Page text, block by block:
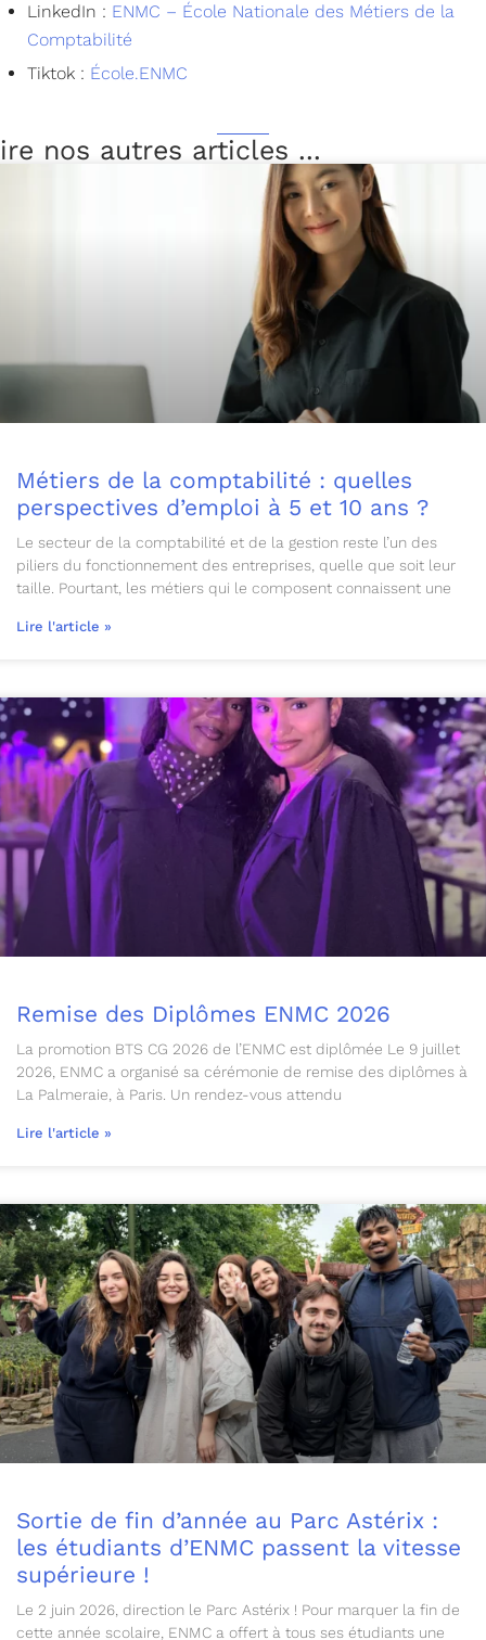
LinkedIn : ENMC – École Nationale des Métiers de la
Comptabilité
Tiktok : École.ENMC
nos autres articles ...
Métiers de la comptabilité : quelles
perspectives d’emploi à 5 et 10 ans ?
Le secteur de la comptabilité et de la gestion reste l’un des
piliers du fonctionnement des entreprises, quelle que soit leur
taille. Pourtant, les métiers qui le composent connaissent une
Lire l'article »
Remise des Diplômes ENMC 2026
La promotion BTS CG 2026 de l’ENMC est diplômée Le 9 juillet
2026, ENMC a organisé sa cérémonie de remise des diplômes à
La Palmeraie, à Paris. Un rendez-vous attendu
Lire l'article »
Sortie de fin d’année au Parc Astérix :
les étudiants d’ENMC passent la vitesse
supérieure !
Le 2 juin 2026, direction le Parc Astérix ! Pour marquer la fin de
cette année scolaire, ENMC a offert à tous ses étudiants une